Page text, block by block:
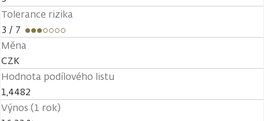
Tolerance rizika
3 / 7
Měna
CZK
Hodnota podílového listu
1,4482
Výnos (1 rok)